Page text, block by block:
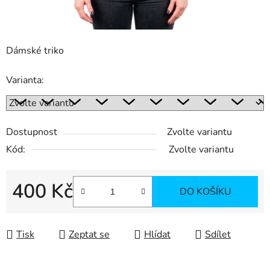
Dámské triko
Varianta:
Dostupnost
Zvolte variantu
Kód:
Zvolte variantu
400 Kč DO KOŠÍKU
Tisk Zeptat se Hlídat Sdílet